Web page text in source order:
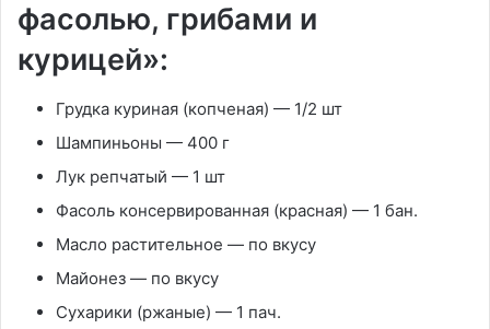
фасолью, грибами и
курицей»:
Грудка куриная (копченая) — 1/2 шт
Шампиньоны — 400 г
Лук репчатый — 1 шт
Фасоль консервированная (красная) — 1 бан.
Масло растительное — по вкусу
Майонез — по вкусу
Сухарики (ржаные) — 1 пач.